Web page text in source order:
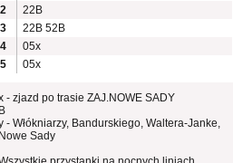
2
22B
3
22B 52B
4
05x
5
05x
- zjazd po trasie ZAJ.NOWE SADY
B
- Włókniarzy, Bandurskiego, Waltera-Janke,
Nowe Sady